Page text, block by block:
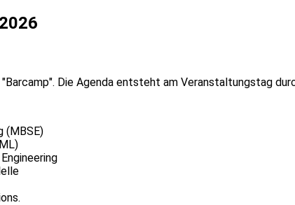
Die Agenda entsteht am Veranstaltungstag
(MBSE)